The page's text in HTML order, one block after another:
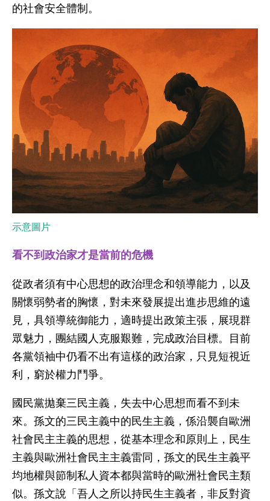
的社會安全體制。
示意圖片
看不到政治家才是當前的危機
從政者須有中心思想的政治理念和領導能力，以及
關懷弱勢者的胸懷，對未來發展提出進步思維的遠
見，具領導統御能力，適時提出政策主張，展現群
眾魅力，團結國人克服艱難，完成政治目標。目前
各黨領袖中仍看不出有這樣的政治家，只見短視近
利，窮於權力鬥爭。
國民黨拋棄三民主義，失去中心思想而看不到未
來。孫文的三民主義中的民生主義，係沿襲自歐洲
社會民主主義的思想，從基本理念和原則上，民生
主義與歐洲社會民主主義雷同，孫文的民生主義平
均地權與節制私人資本都與當時的歐洲社會民主類
似。孫文說「吾人之所以持民生主義者，非反對資